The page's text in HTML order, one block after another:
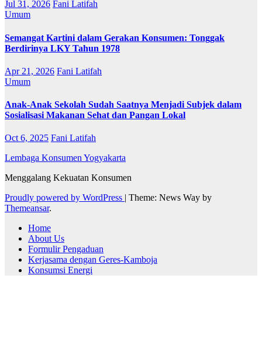
Jul 31, 2026 Fani Latifah
Umum
Semangat Kartini dalam Gerakan Konsumen: Tonggak
Berdirinya LKY Tahun 1978
Apr 21, 2026 Fani Latifah
Umum
Anak-Anak Sekolah Sudah Saatnya Menjadi Subjek dalam
Sosialisasi Makanan Sehat dan Pangan Lokal
Oct 6, 2025 Fani Latifah
Lembaga Konsumen Yogyakarta
Menggalang Kekuatan Konsumen
Proudly powered by WordPress | Theme: News Way by
Themeansar.
Home
About Us
Formulir Pengaduan
Kerjasama dengan Geres-Kamboja
Konsumsi Energi